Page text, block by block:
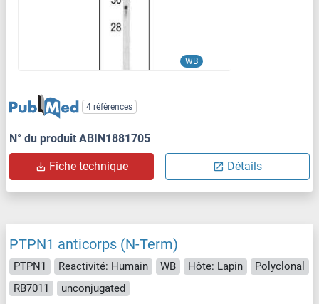
WB
4 références
N° du produit ABIN1881705
Fiche technique Détails
PTPN1 anticorps (N-Term)
PTPN1 Reactivité: Humain WB Hôte: Lapin
Polyclonal
RB7011
unconjugated